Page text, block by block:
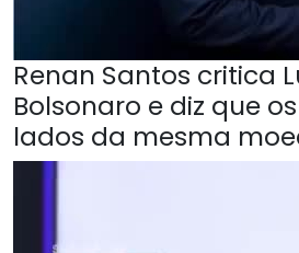
Renan Santos critica
Bolsonaro e diz que
lados da mesma